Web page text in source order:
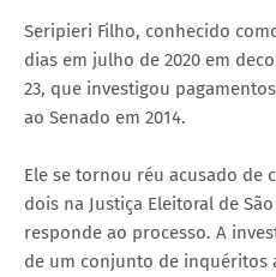
Seripieri Filho, conhecido
dias em julho de 2020 em
23, que investigou
ao Senado em 2014.
Ele se tornou réu acusado de
dois na Justiça Eleitoral de
responde ao processo. A
de um conjunto de inquéritos